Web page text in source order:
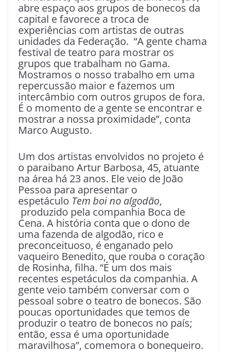
abre espaço aos grupos de bonecos da
capital e favorece a troca de
experiências com artistas de outras
unidades da Federação. “A gente chama
festival de teatro para mostrar os
grupos que trabalham no Gama.
Mostramos o nosso trabalho em uma
repercussão maior e fazemos um
intercâmbio com outros grupos de fora.
É o momento de a gente se encontrar e
mostrar a nossa proximidade”, conta
Marco Augusto.
Um dos artistas envolvidos no projeto é
o paraibano Artur Barbosa, 45, atuante
na área há 23 anos. Ele veio de João
Pessoa para apresentar o
espetáculo Tem boi no algodão,
produzido pela companhia Boca de
Cena. A história conta que o dono de
uma fazenda de algodão, rico e
preconceituoso, é enganado pelo
vaqueiro Benedito, que rouba o coração
de Rosinha, filha. “É um dos mais
recentes espetáculos da companhia. A
gente veio também conversar com o
pessoal sobre o teatro de bonecos. São
poucas oportunidades que temos de
produzir o teatro de bonecos no país;
então, essa é uma oportunidade
maravilhosa”, comemora o bonequeiro.